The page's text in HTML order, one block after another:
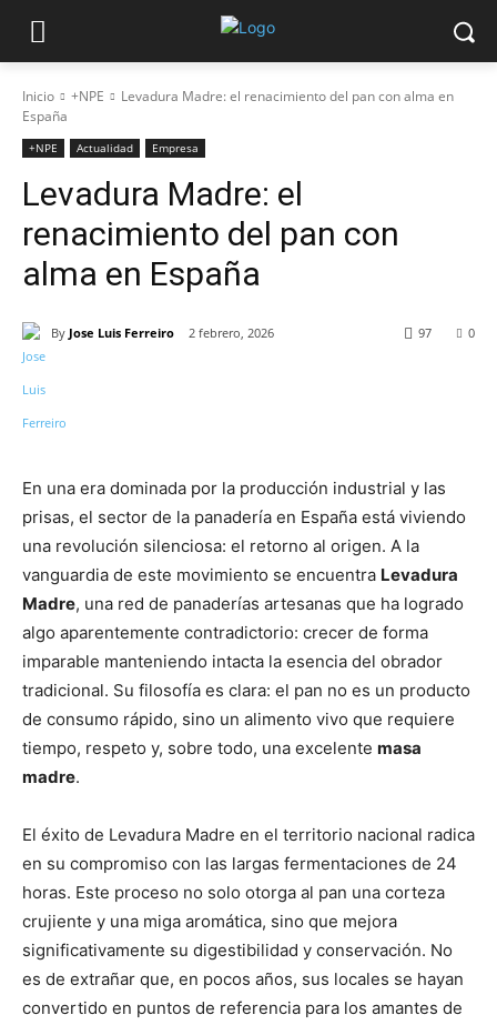
Inicio +NPE
Levadura Madre: el renacimiento del pan con alma en
España
+NPE Actualidad Empresa
Levadura Madre: el
renacimiento del pan con
alma en España
By Jose Luis Ferreiro 2 febrero, 2026 0
97
En una era dominada por la producción industrial y las
prisas, el sector de la panadería en España está viviendo
una revolución silenciosa: el retorno al origen. A la
vanguardia de este movimiento se encuentra Levadura
Madre, una red de panaderías artesanas que ha logrado
algo aparentemente contradictorio: crecer de forma
imparable manteniendo intacta la esencia del obrador
tradicional. Su filosofía es clara: el pan no es un producto
de consumo rápido, sino un alimento vivo que requiere
tiempo, respeto y, sobre todo, una excelente masa
madre.
El éxito de Levadura Madre en el territorio nacional radica
en su compromiso con las largas fermentaciones de 24
horas. Este proceso no solo otorga al pan una corteza
crujiente y una miga aromática, sino que mejora
significativamente su digestibilidad y conservación. No
es de extrañar que, en pocos años, sus locales se hayan
convertido en puntos de referencia para los amantes de